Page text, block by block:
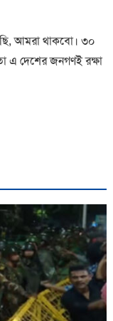
আমরা থাকবো। ৩০
এ দেশের জনগণই রক্ষা